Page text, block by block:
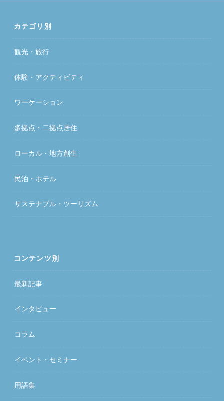
カテゴリ別
観光・旅行
体験・アクティビティ
ワーケーション
多拠点・二拠点居住
ローカル・地方創生
民泊・ホテル
サステナブル・ツーリズム
コンテンツ別
最新記事
インタビュー
コラム
イベント・セミナー
用語集